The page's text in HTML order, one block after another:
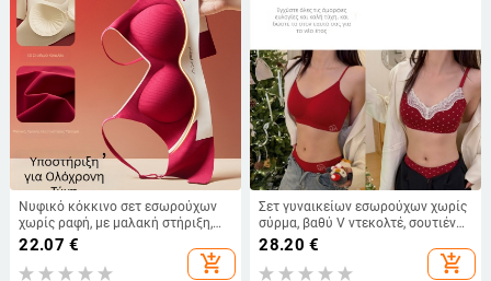
Νυφικό κόκκινο σετ εσωρούχων
χωρίς ραφή, με μαλακή στήριξη,
push-up, κατά της χαλάρωσης, σε
22.07 €
add_shopping_cart
Σετ γυναικείων εσωρούχων χωρίς
σύρμα, βαθύ V ντεκολτέ, σουτιέν
τύπου 3/4, κάλυψη: λεπτό πάνω,
βαμβάκι 95,4%
28.20 €
add_shopping_cart